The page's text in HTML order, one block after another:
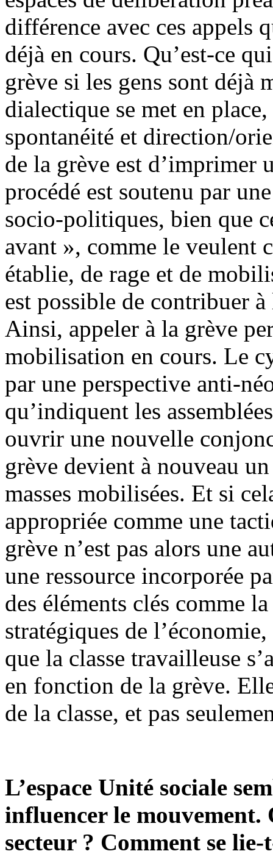
différence avec ces appels
déjà en cours. Qu’est-ce
grève si les gens sont déjà
dialectique se met en
spontanéité et direction/
de la grève est d’imprimer
procédé est soutenu par
socio-politiques, bien que
avant », comme le veulent
établie, de rage et de
est possible de contribuer
Ainsi, appeler à la grève
mobilisation en cours. Le
par une perspective anti-
qu’indiquent les
ouvrir une nouvelle
grève devient à nouveau
masses mobilisées. Et si
appropriée comme une
grève n’est pas alors une
une ressource incorporée
des éléments clés comme
stratégiques de
que la classe travailleuse
en fonction de la grève.
de la classe, et pas
L’espace Unité sociale
influencer le mouvement.
secteur ? Comment se